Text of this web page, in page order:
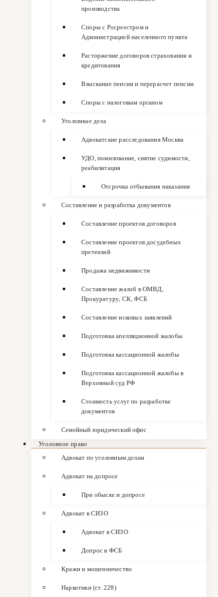
производства
Споры с Росреестром и
Администрацией населенного пункта
Расторжение договоров страхования и
кредитования
Взыскание пенсии и перерасчет пенсии
Споры с налоговым органом
Уголовные дела
Адвокатские расследования Москва
УДО, помилование, снятие судимости,
реабилитация
Отсрочка отбывания наказания
Составление и разработка документов
Составление проектов договоров
Составление проектов досудебных
претензий
Продажа недвижимости
Составление жалоб в ОМВД,
Прокуратуру, СК, ФСБ
Составление исковых заявлений
Подготовка апелляционной жалобы
Подготовка кассационной жалобы
Подготовка кассационной жалобы в
Верховный суд РФ
Стоимость услуг по разработке
документов
Семейный юридический офис
Уголовное право
Адвокат по уголовным делам
Адвокат на допросе
При обыске и допросе
Адвокат в СИЗО
Адвокат в СИЗО
Допрос в ФСБ
Кражи и мошенничество
Наркотики (ст. 228)